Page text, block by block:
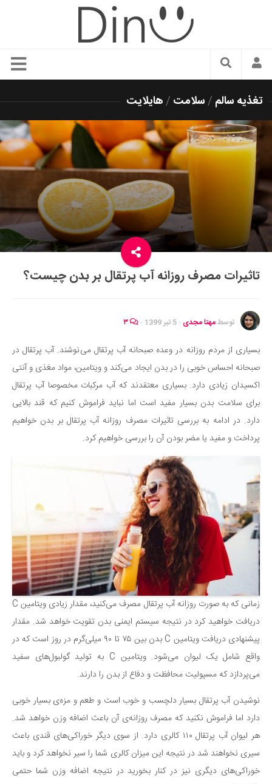
سبک زندگی
زیبایی و آرایش
شیک پوشی
دکوراسیون و چیدمان
رستوران گردی
آشپزی
سفر و گردشگری
ایران گردی
رابطه، عشق و ازدواج
سلامت
تغذیه سالم
بهداشت
بیماری و درمان
کودک و مادر
ورزش و تندرستی
مراکز پزشکی و دارویی
فرهنگ و هنر
سینما و تئاتر
تلویزیون
موسیقی
چهره‌ها
عکاسی و هنرهای تجسمی
کتاب و کتاب‌خوانی
تاریخ
علمی
فناوری‌ها
نجوم و هوا فضا
زمین و محیط زیست
تغذیه سالم /سلامت /هایلایت
تاثیرات مصرف روزانه آب پرتقال بر بدن چیست؟
توسطمهتا مجدی · 5 تیر 1399 ·
بسیاری از مردم روزانه در وعده صبحانه آب پرتقال می‌نوشند. آب پرتقال در
صبحانه احساس خوبی را در بدن ایجاد می‌کند و ویتامین، مواد مغذی و آنتی
اکسیدان زیادی دارد. بسیاری معتقدند که آب مرکبات مخصوصا آب پرتقال
برای سلامت بدن بسیار مفید است اما نباید فراموش کنیم که قند بالایی
دارد. در ادامه به بررسی تاثیرات مصرف روزانه آب پرتقال بر بدن خواهیم
پرداخت و مفید یا مضر بودن آن را بررسی خواهیم کرد.
زمانی که به صورت روزانه آب پرتقال مصرف می‌کنید، مقدار زیادی ویتامین C
دریافت خواهید کرد در نتیجه سیستم ایمنی بدن تقویت خواهد شد. مقدار
پیشنهادی دریافت ویتامین C بدن بین ۷۵ تا ۹۰ میلی‌گرم در روز است که در
واقع شامل یک لیوان می‌شود. ویتامین C به تولید گولبو‌ل‌های سفید
می‌پردازد که مسپولیت محافظت و دفاع از بدن را دارند.
نوشیدن آب پرتقال بسیار دلچسب و خوب است و طعم و مزه‌ی بسیار خوبی
دارد اما فراموش نکنید که مصرف روزانه‌ی آن باعث اضافه وزن خواهد شد.
هر لیوان آب پرتقال ۱۱۰ کالری دارد. از سوی دیگر خوراکی‌های قندی باعث
سیری نخواهند شد در نتیجه این میزان کالری شما را سیر نخواهد کرد و باید
خوراکی‌های دیگری نیز در کنار بخورید در نتیجه اضافه وزن شما حتمی